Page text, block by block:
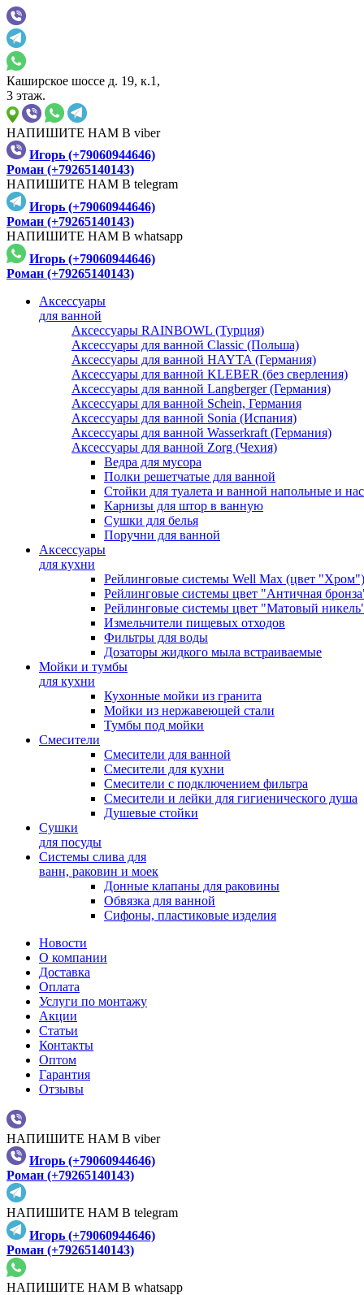
Каширское шоссе д. 19, к.1,
3 этаж.
НАПИШИТЕ НАМ В viber
Игорь (+79060944646)
Роман (+79265140143)
НАПИШИТЕ НАМ В telegram
Игорь (+79060944646)
Роман (+79265140143)
НАПИШИТЕ НАМ В whatsapp
Игорь (+79060944646)
Роман (+79265140143)
Аксессуары
для ванной
Аксессуары RAINBOWL (Турция)
Аксессуары для ванной Classic (Польша)
Аксессуары для ванной HAYTA (Германия)
Аксессуары для ванной KLEBER (без сверления)
Аксессуары для ванной Langberger (Германия)
Аксессуары для ванной Schein, Германия
Аксессуары для ванной Sonia (Испания)
Аксессуары для ванной Wasserkraft (Германия)
Аксессуары для ванной Zorg (Чехия)
Ведра для мусора
Полки решетчатые для ванной
Стойки для туалета и ванной напольные и
Карнизы для штор в ванную
Сушки для белья
Поручни для ванной
Аксессуары
для кухни
Рейлинговые системы Well Max (цвет "Хром")
Рейлинговые системы цвет "Античная
Рейлинговые системы цвет "Матовый
Измельчители пищевых отходов
Фильтры для воды
Дозаторы жидкого мыла встраиваемые
Мойки и тумбы
для кухни
Кухонные мойки из гранита
Мойки из нержавеющей стали
Тумбы под мойки
Смесители
Смесители для ванной
Смесители для кухни
Смесители с подключением фильтра
Cмесители и лейки для гигиенического душа
Душевые стойки
Сушки
для посуды
Системы слива для
ванн, раковин и моек
Донные клапаны для раковины
Обвязка для ванной
Сифоны, пластиковые изделия
Новости
О компании
Доставка
Оплата
Услуги по монтажу
Акции
Статьи
Контакты
Оптом
Гарантия
Отзывы
НАПИШИТЕ НАМ В viber
Игорь (+79060944646)
Роман (+79265140143)
НАПИШИТЕ НАМ В telegram
Игорь (+79060944646)
Роман (+79265140143)
НАПИШИТЕ НАМ В whatsapp